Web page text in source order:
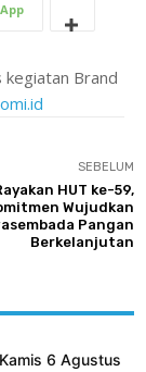
Brand
SEBELUM
HUT ke-59,
Wujudkan
Pangan
Berkelanjutan
6 Agustus